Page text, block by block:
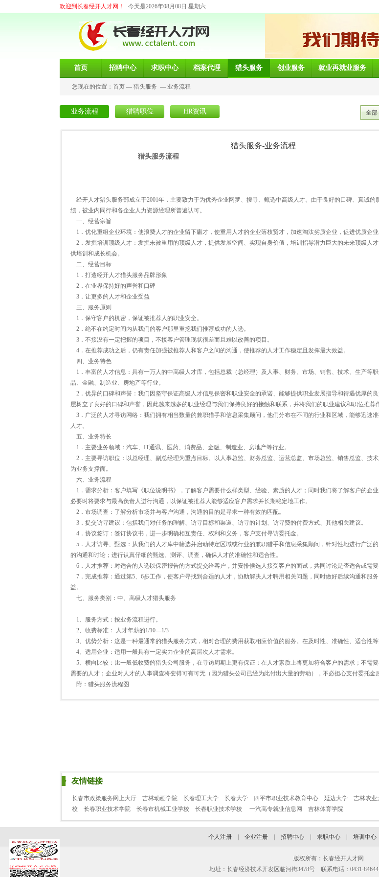
欢迎到长春经开人才网！ 今天是2026年08月08日 星期六
首页 招聘中心 求职中心 档案代理 猎头服务 创业服务 就业再就业服务
您现在的位置： 首页 — 猎头服务 — 业务流程
业务流程 猎聘职位 HR资讯 全部
猎头服务-业务流程
猎头服务流程
经开人才猎头服务部成立于2001年，主要致力于为优秀企业网罗、搜寻、甄选中高级人才。由于良好的口碑、真诚的
绩，被业内同行和各企业人力资源经理所普遍认可。
一、经营宗旨
1．优化重组企业环境：使浪费人才的企业留下庸才，使重用人才的企业落枝贤才，加速淘汰劣质企业，促进优质企业
2．发掘培训顶级人才：发掘未被重用的顶级人才，提供发展空间、实现自身价值，培训指导潜力巨大的未来顶级人
供培训和成长机会。
二、经营目标
1．打造经开人才猎头服务品牌形象
2．在业界保持好的声誉和口碑
3．让更多的人才和企业受益
三、服务原则
1．保守客户的机密，保证被推荐人的职业安全。
2．绝不在约定时间内从我们的客户那里重挖我们推荐成功的人选。
3．不接没有一定把握的项目，不接客户管理现状很差而且难以改善的项目。
4．在推荐成功之后，仍有责任加强被推荐人和客户之间的沟通，使推荐的人才工作稳定且发挥最大效益。
四、业务特色
1．丰富的人才信息：具有一万人的中高级人才库，包括总裁（总经理）及人事、财务、市场、销售、技术、生产等
品、金融、制造业、房地产等行业。
2．优异的口碑和声誉：我们因坚守保证高级人才信息保密和职业安全的承诺、能够提供职业发展指导和待遇优厚的
层树立了良好的口碑和声誉，因此越来越多的职业经理与我们保持良好的接触和联系，并将我们的职业建议和职位推荐
3．广泛的人才寻访网络：我们拥有相当数量的兼职猎手和信息采集顾问，他们分布在不同的行业和区域，能够迅速
人才。
五、业务特长
1．主要业务领域：汽车、IT通讯、医药、消费品、金融、制造业、房地产等行业。
2．主要寻访职位：以总经理、副总经理为重点目标。以人事总监、财务总监、运营总监、市场总监、销售总监、技术
为业务支撑面。
六、业务流程
1．需求分析：客户填写《职位说明书》，了解客户需要什么样类型、经验、素质的人才；同时我们将了解客户的企业
必要时将要求与最高负责人进行沟通，以保证被推荐人能够适应客户需求并长期稳定地工作。
2．市场调查：了解分析市场并与客户沟通，沟通的目的是寻求一种有效的匹配。
3．提交访寻建议：包括我们对任务的理解、访寻目标和渠道、访寻的计划、访寻费的付费方式、其他相关建议。
4．协议签订：签订协议书，进一步明确相互责任、权利和义务，客户支付寻访委托金。
5．人才访寻、甄选：从我们的人才库中筛选并启动特定区域或行业的兼职猎手和信息采集顾问，针对性地进行广泛
的沟通和讨论；进行认真仔细的甄选、测评、调查，确保人才的准确性和适合性。
6．人才推荐：对适合的人选以保密报告的方式提交给客户，并安排候选人接受客户的面试，共同讨论是否适合或需要
7．完成推荐：通过第5、6步工作，使客户寻找到合适的人才，协助解决人才聘用相关问题，同时做好后续沟通和服
益。
七、服务类别：中、高级人才猎头服务
1、服务方式：按业务流程进行。
2、收费标准： 人才年薪的1/10—1/3
3、优势分析：这是一种最通常的猎头服务方式，相对合理的费用获取相应价值的服务。在及时性、准确性、适合性等
4、适用企业：适用一般具有一定实力企业的高层次人才需求。
5、横向比较：比一般低收费的猎头公司服务，在寻访周期上更有保证；在人才素质上将更加符合客户的需求；不需
需要的人才；企业对人才的人事调查将变得可有可无（因为猎头公司已经为此付出大量的劳动），不必担心支付委托金
附：猎头服务流程图
友情链接
长春市政策服务网上大厅 吉林动画学院 长春理工大学 长春大学 四平市职业技术教育中心 延边大学 吉林农业
校
长春职业技术学院 长春市机械工业学校 长春职业技术学校 一汽高专就业信息网 吉林体育学院
个人注册 企业注册 招聘中心 求职中心 培训中心
版权所有：长春经开人才网
地址：长春经济技术开发区临河街3478号 联系电话：0431-